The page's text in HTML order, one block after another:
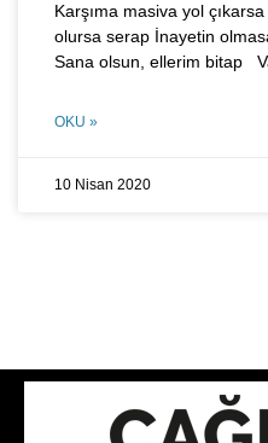
Karşıma masiva yol
olursa serap İnayetin
Sana olsun, ellerim bitap
OKU »
10 Nisan 2020